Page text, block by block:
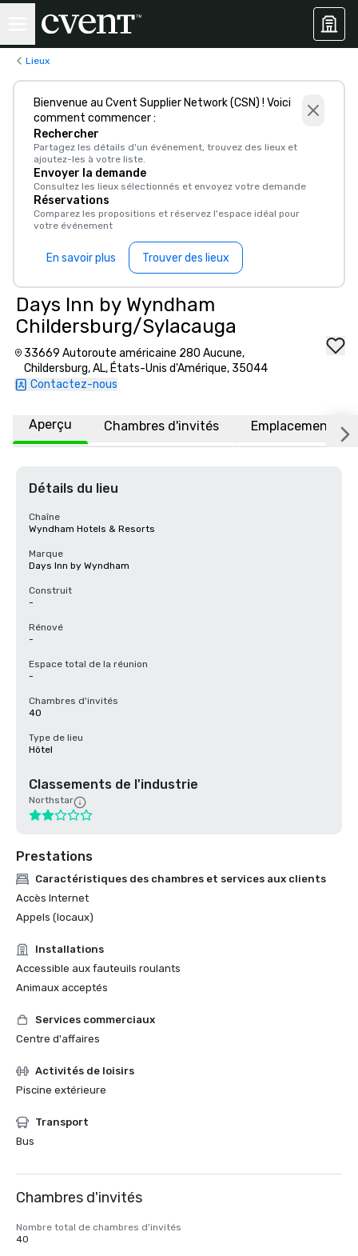
Lieux
Bienvenue au Cvent Supplier Network (CSN) ! Voici
comment commencer :
Rechercher
Partagez les détails d'un événement, trouvez des lieux et
ajoutez-les à votre liste.
Envoyer la demande
Consultez les lieux sélectionnés et envoyez votre demande
Réservations
Comparez les propositions et réservez l'espace idéal pour
votre événement
En savoir plus Trouver des lieux
Days Inn by Wyndham
Childersburg/Sylacauga
33669 Autoroute américaine 280 Aucune,
Childersburg, AL, États-Unis d'Amérique, 35044
Contactez-nous
Aperçu Chambres d'invités Emplacement
Détails du lieu
Chaîne
Wyndham Hotels & Resorts
Marque
Days Inn by Wyndham
Construit
-
Rénové
-
Espace total de la réunion
-
Chambres d'invités
40
Type de lieu
Hôtel
Classements de l'industrie
Northstar
Prestations
Caractéristiques des chambres et services aux clients
Accès Internet
Appels (locaux)
Installations
Accessible aux fauteuils roulants
Animaux acceptés
Services commerciaux
Centre d'affaires
Activités de loisirs
Piscine extérieure
Transport
Bus
Chambres d'invités
Nombre total de chambres d'invités
40